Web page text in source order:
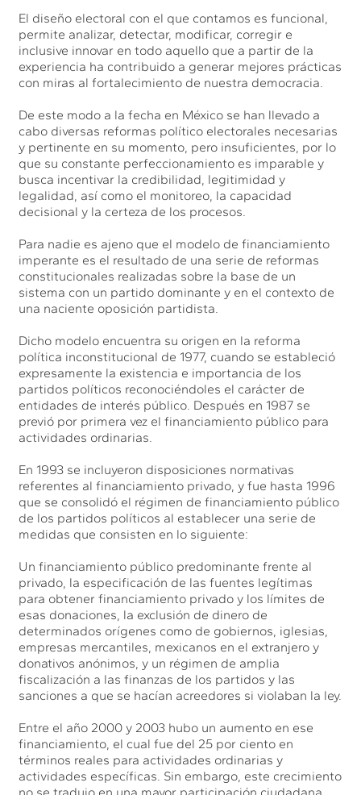
El diseño electoral con el que contamos es funcional,
permite analizar, detectar, modificar, corregir e
inclusive innovar en todo aquello que a partir de la
experiencia ha contribuido a generar mejores prácticas
con miras al fortalecimiento de nuestra democracia.
De este modo a la fecha en México se han llevado a
cabo diversas reformas político electorales necesarias
y pertinente en su momento, pero insuficientes, por lo
que su constante perfeccionamiento es imparable y
busca incentivar la credibilidad, legitimidad y
legalidad, así como el monitoreo, la capacidad
decisional y la certeza de los procesos.
Para nadie es ajeno que el modelo de financiamiento
imperante es el resultado de una serie de reformas
constitucionales realizadas sobre la base de un
sistema con un partido dominante y en el contexto de
una naciente oposición partidista.
Dicho modelo encuentra su origen en la reforma
política inconstitucional de 1977, cuando se estableció
expresamente la existencia e importancia de los
partidos políticos reconociéndoles el carácter de
entidades de interés público. Después en 1987 se
previó por primera vez el financiamiento público para
actividades ordinarias.
En 1993 se incluyeron disposiciones normativas
referentes al financiamiento privado, y fue hasta 1996
que se consolidó el régimen de financiamiento público
de los partidos políticos al establecer una serie de
medidas que consisten en lo siguiente:
Un financiamiento público predominante frente al
privado, la especificación de las fuentes legítimas
para obtener financiamiento privado y los límites de
esas donaciones, la exclusión de dinero de
determinados orígenes como de gobiernos, iglesias,
empresas mercantiles, mexicanos en el extranjero y
donativos anónimos, y un régimen de amplia
fiscalización a las finanzas de los partidos y las
sanciones a que se hacían acreedores si violaban la ley.
Entre el año 2000 y 2003 hubo un aumento en ese
financiamiento, el cual fue del 25 por ciento en
términos reales para actividades ordinarias y
actividades específicas. Sin embargo, este crecimiento